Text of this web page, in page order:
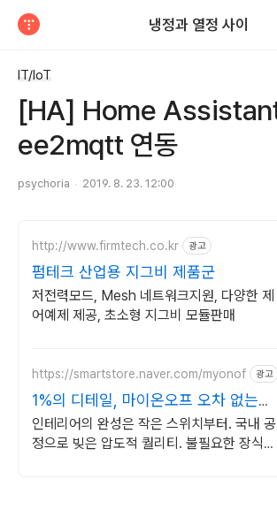
냉정과 열정 사이
IT/IoT
[HA] Home
ee2mqtt 연동
psychoria 2019. 8. 23. 12:00
http://www.firmtech.co.kr 광고
펌테크 산업용 지그비 제품군
저전력모드, Mesh 네트워크지원, 다양한 제
어예제 제공, 초소형 지그비 모듈판매
https://smartstore.naver.com/myonof 광고
1%의 디테일, 마이온오프 오차 없는
정밀함, ONOF
인테리어의 완성은 작은 스위치부터. 국내 공
정으로 빚은 압도적 퀄리티. 불필요한 장식은